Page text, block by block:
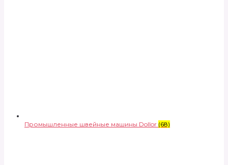
Промышленные швейные машины Dollor (68)